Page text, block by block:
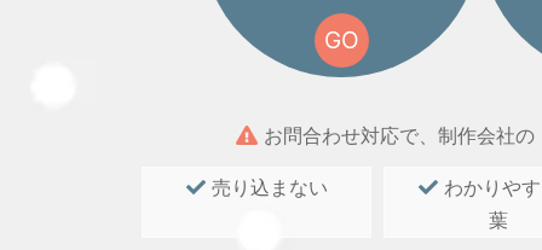
GO
お問合わせ対応で、制作会社の
売り込まない
わかりや
葉